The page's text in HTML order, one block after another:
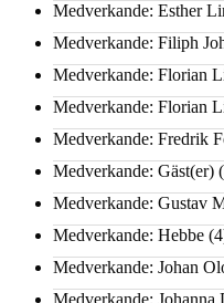
Medverkande: Esther
Medverkande: Filiph
Medverkande: Florian
Medverkande: Florian
Medverkande: Fredrik
Medverkande: Gäst(er)
Medverkande: Gustav
Medverkande: Hebbe
Medverkande: Johan